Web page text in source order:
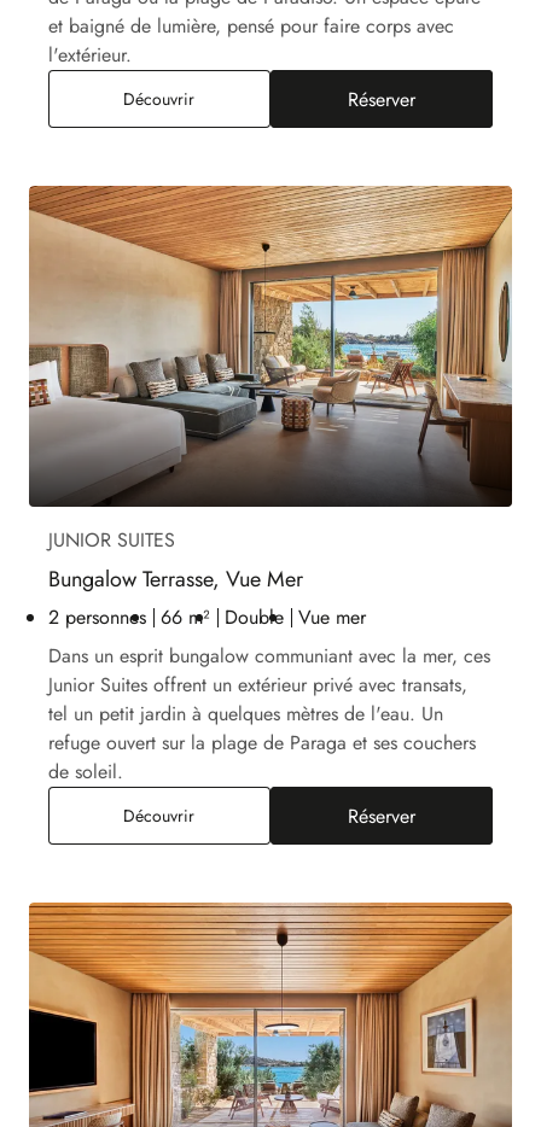
et baigné de lumière, pensé pour faire corps avec
l'extérieur.
DécouvrirJunior Suite Paraga Piscine Privée, Vue Mer
Réserver
JUNIOR SUITES
Bungalow Terrasse, Vue Mer
2 personnes 66 m² Double Vue mer
Dans un esprit bungalow communiant avec la mer, ces
Junior Suites offrent un extérieur privé avec transats,
tel un petit jardin à quelques mètres de l'eau. Un
refuge ouvert sur la plage de Paraga et ses couchers
de soleil.
DécouvrirBungalow Terrasse, Vue Mer
Réserver